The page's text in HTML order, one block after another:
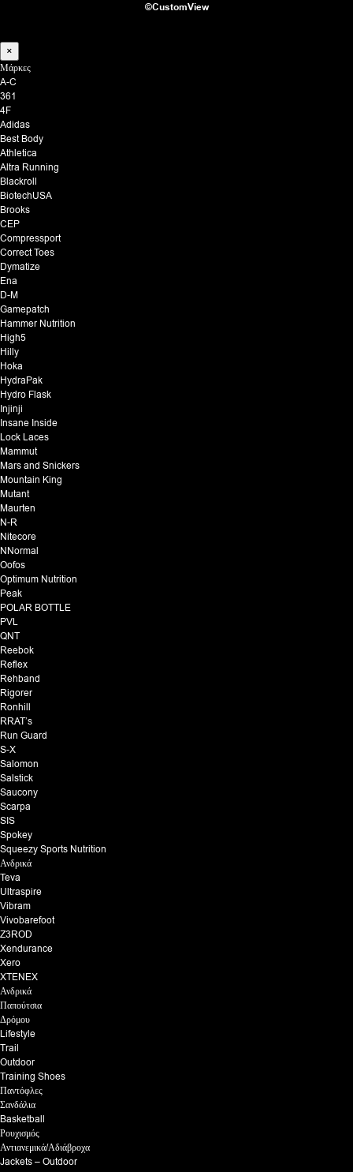
©CustomView
×
Μάρκες
A-C
361
4F
Adidas
Best Body
Athletica
Altra Running
Blackroll
BiotechUSA
Brooks
CEP
Compressport
Correct Toes
Dymatize
Ena
D-M
Gamepatch
Hammer Nutrition
High5
Hilly
Hoka
HydraPak
Hydro Flask
Injinji
Insane Inside
Lock Laces
Mammut
Mars and Snickers
Mountain King
Mutant
Maurten
N-R
Nitecore
NNormal
Oofos
Optimum Nutrition
Peak
POLAR BOTTLE
PVL
QNT
Reebok
Reflex
Rehband
Rigorer
Ronhill
RRAT’s
Run Guard
S-X
Salomon
Salstick
Saucony
Scarpa
SIS
Spokey
Squeezy Sports Nutrition
Ανδρικά
Teva
Ultraspire
Vibram
Vivobarefoot
Z3ROD
Xendurance
Xero
XTENEX
Ανδρικά
Παπούτσια
Δρόμου
Lifestyle
Trail
Outdoor
Training Shoes
Παντόφλες
Σανδάλια
Basketball
Ρουχισμός
Αντιανεμικά/Αδιάβροχα
Jackets – Outdoor